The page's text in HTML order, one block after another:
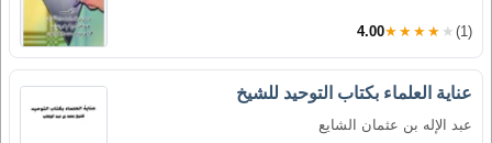
4.00★★★★★ (1)
عناية العلماء بكتاب التوحيد للشيخ
عبد الإله بن عثمان الشايع